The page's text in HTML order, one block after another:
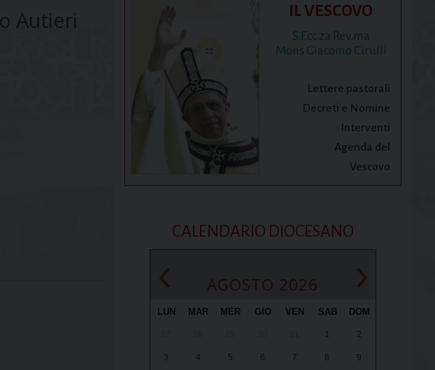
Autieri IL VESCOVO
S.Ecc.za Rev.ma
Mons Giacomo Cirulli
Lettere pastorali
Decreti e Nomine
Interventi
Agenda del
Vescovo
CALENDARIO DIOCESANO
‹ AGOSTO 2026 ›
LUN MAR MER GIO VEN SAB DOM
1 2
3 4 5 6 7 8 9